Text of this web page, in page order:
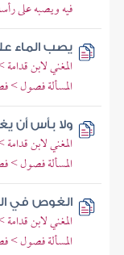
فيه ويصبه على
يصب الماء
المغني لابن
المسألة فصول >
ولا بأس أن
المغني لابن
المسألة فصول >
الغوص في
المغني لابن
المسألة فصول >